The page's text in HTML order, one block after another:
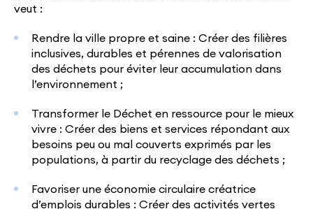
veut :
Rendre la ville propre et saine : Créer des filières
inclusives, durables et pérennes de valorisation
des déchets pour éviter leur accumulation dans
l’environnement ;
Transformer le Déchet en ressource pour le mieux
vivre : Créer des biens et services répondant aux
besoins peu ou mal couverts exprimés par les
populations, à partir du recyclage des déchets ;
Favoriser une économie circulaire créatrice
d’emplois durables : Créer des activités vertes